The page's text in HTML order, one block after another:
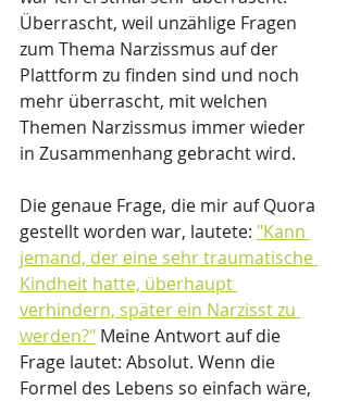
Überrascht, weil unzählige Fragen
zum Thema Narzissmus auf der
Plattform zu finden sind und noch
mehr überrascht, mit welchen
Themen Narzissmus immer wieder
in Zusammenhang gebracht wird.
Die genaue Frage, die mir auf Quora
gestellt worden war, lautete: "Kann
jemand, der eine sehr traumatische
Kindheit hatte, überhaupt
verhindern, später ein Narzisst zu
werden?" Meine Antwort auf die
Frage lautet: Absolut. Wenn die
Formel des Lebens so einfach wäre,